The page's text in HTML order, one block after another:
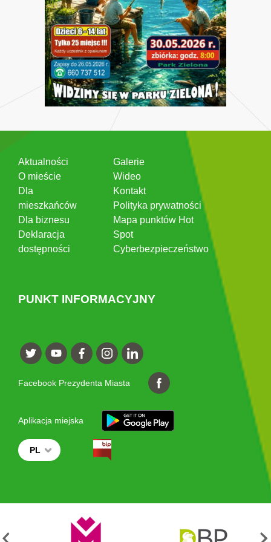
Aktualności
O mieście
Dla
mieszkańców
Dla biznesu
Deklaracja
dostępności
Galerie
Wideo
Kontakt
Polityka prywatności
Mapa punktów Hot
Spot
Cyberbezpieczeństwo
PUNKT INFORMACYJNY
Facebook Prezydenta Miasta
Aplikacja miejska
PL